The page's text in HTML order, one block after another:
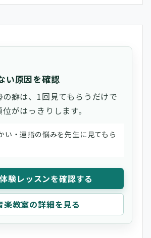
い原因を確認
癖は、1回見てもらうだけで
がはっきりします。
い・運指の悩みを先生に見てもら
験レッスンを確認する
楽教室の詳細を見る